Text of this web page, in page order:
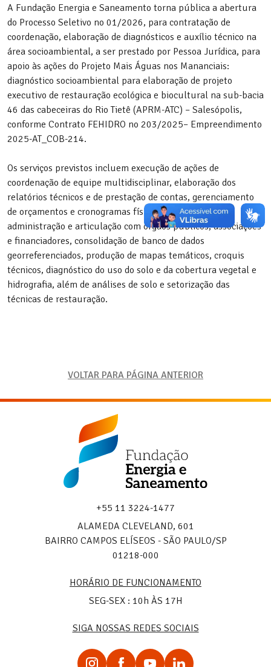
A Fundação Energia e Saneamento torna pública a abertura
do Processo Seletivo no 01/2026, para contratação de
coordenação, elaboração de diagnósticos e auxílio técnico na
área socioambiental, a ser prestado por Pessoa Jurídica, para
apoio às ações do Projeto Mais Águas nos Mananciais:
diagnóstico socioambiental para elaboração de projeto
executivo de restauração ecológica e biocultural na sub-bacia
46 das cabeceiras do Rio Tietê (APRM-ATC) – Salesópolis,
conforme Contrato FEHIDRO no 203/2025– Empreendimento
2025-AT_COB-214.
Os serviços previstos incluem execução de ações de
coordenação de equipe multidisciplinar, elaboração dos
relatórios técnicos e de prestação de contas, gerenciamento
de orçamentos e cronogramas físico-financeiros,
administração e articulação com órgãos públicos, associações
e financiadores, consolidação de banco de dados
georreferenciados, produção de mapas temáticos, croquis
técnicos, diagnóstico do uso do solo e da cobertura vegetal e
hidrografia, além de análises de solo e setorização das
técnicas de restauração.
VOLTAR PARA PÁGINA ANTERIOR
Fundação
Energia
Saneamento
+55 11 3224-1477
ALAMEDA CLEVELAND, 601
BAIRRO CAMPOS ELÍSEOS - SÃO PAULO/SP
01218-000
HORÁRIO DE FUNCIONAMENTO
SEG-SEX : 10h ÀS 17H
SIGA NOSSAS REDES SOCIAIS